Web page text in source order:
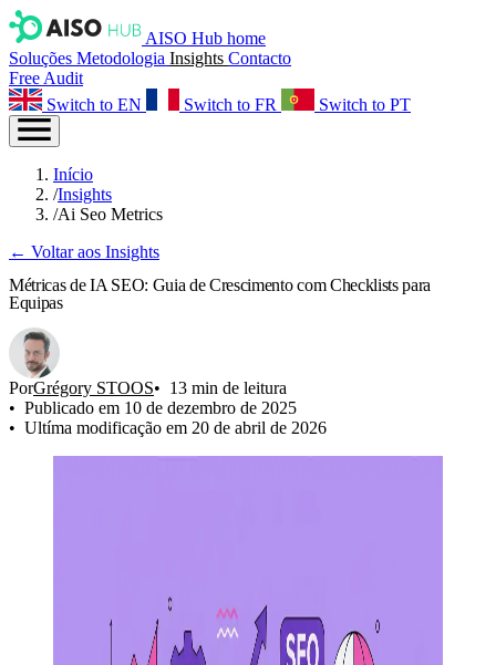
AISO Hub home
Soluções Metodologia Insights Contacto
Free Audit
Switch to EN
Switch to FR Switch to PT
Início
/Insights
/Ai Seo Metrics
← Voltar aos Insights
Métricas de IA SEO: Guia de Crescimento com Checklists para
Equipas
PorGrégory STOOS
13 min de leitura
Publicado em 10 de dezembro de 2025
Ultíma modificação em 20 de abril de 2026